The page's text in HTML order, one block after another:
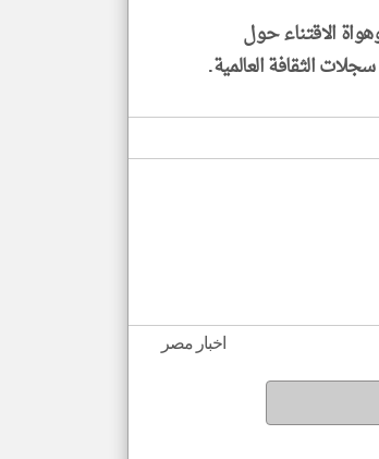
الاقتناء حول
الثقافة العالمية.
اخبار مصر